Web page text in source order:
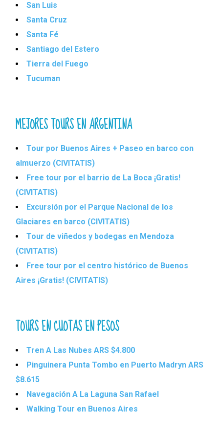
San Luis
Santa Cruz
Santa Fé
Santiago del Estero
Tierra del Fuego
Tucuman
MEJORES TOURS EN ARGENTINA
Tour por Buenos Aires + Paseo en barco con
almuerzo (CIVITATIS)
Free tour por el barrio de La Boca ¡Gratis!
(CIVITATIS)
Excursión por el Parque Nacional de los
Glaciares en barco (CIVITATIS)
Tour de viñedos y bodegas en Mendoza
(CIVITATIS)
Free tour por el centro histórico de Buenos
Aires ¡Gratis! (CIVITATIS)
TOURS EN CUOTAS EN PESOS
Tren A Las Nubes ARS $4.800
Pinguinera Punta Tombo en Puerto Madryn ARS
$8.615
Navegación A La Laguna San Rafael
Walking Tour en Buenos Aires